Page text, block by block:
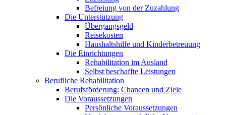
Befreiung von der Zuzahlung
Die Unterstützung
Übergangsgeld
Reisekosten
Haushaltshilfe und Kinderbetreuung
Die Einrichtungen
Rehabilitation im Ausland
Selbst beschaffte Leistungen
Berufliche Rehabilitation
Berufsförderung: Chancen und Ziele
Die Voraussetzungen
Persönliche Voraussetzungen